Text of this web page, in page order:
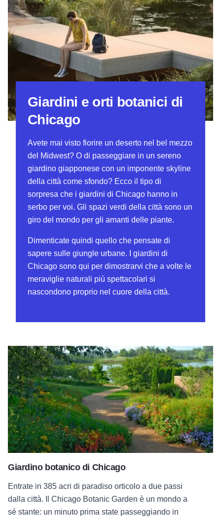
Giardini e orti botanici di
Chicago
Avete mai visto fiorire un deserto nel bel mezzo
del Midwest? O di passeggiare in un sereno
giardino giapponese con un imponente skyline
della città come sfondo? Ecco il tipo di
sorpresa che i giardini di Chicago hanno in
serbo per voi. Gli spazi verdi della città sono un
giro del mondo per gli amanti delle piante.
Dimenticate quindi quello che pensate di
sapere sulle giungle urbane. I giardini di
Chicago sono qui per dimostrarvi che a volte le
meraviglie naturali più spettacolari si
nascondono proprio nel cuore della città.
Giardino botanico di Chicago
Entrate in 385 acri di paradiso orticolo a due passi
dalla città. Il Chicago Botanic Garden è un mondo a
sé stante: un minuto prima state passeggiando in
Giardino botanico di Chicago